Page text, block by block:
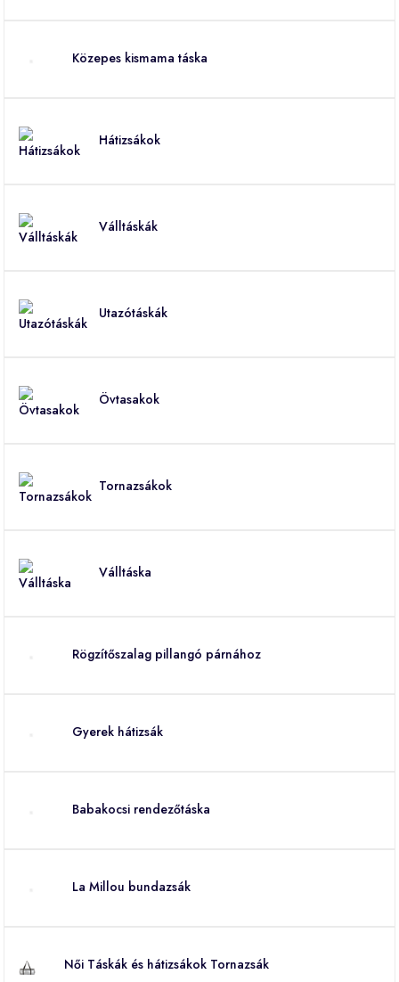
Közepes kismama táska
Hátizsákok
Válltáskák
Utazótáskák
Övtasakok
Tornazsákok
Válltáska
Rögzítőszalag pillangó párnához
Gyerek hátizsák
Babakocsi rendezőtáska
La Millou bundazsák
Női Táskák és hátizsákok Tornazsák